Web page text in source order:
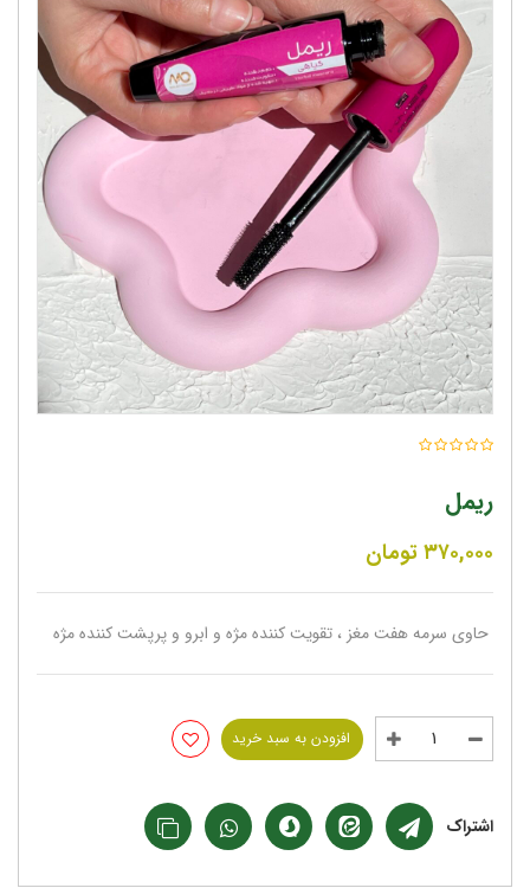
ریمل
۳۷۰,۰۰۰تومان
حاوی سرمه هفت مغز ، تقویت کننده مژه و ابرو و پرپشت کننده مژه
افزودن به سبد خرید
اشتراک